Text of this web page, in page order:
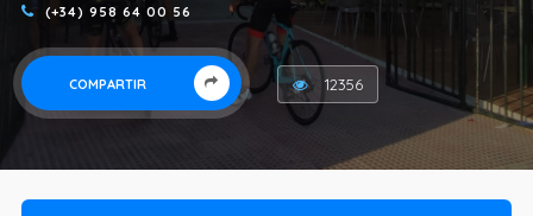
(+34) 958 64 00 56
COMPARTIR 12356